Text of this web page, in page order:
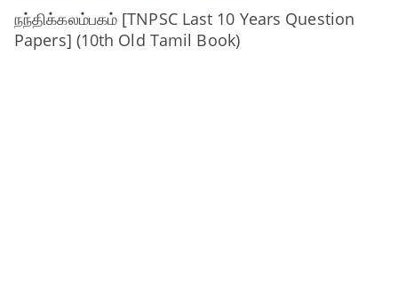
நந்திக்கலம்பகம் [TNPSC Last 10 Years Question
Papers] (10th Old Tamil Book)